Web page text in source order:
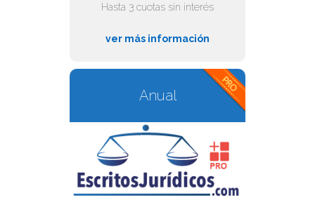
Hasta 3 cuotas sin interés
ver más información
Anual